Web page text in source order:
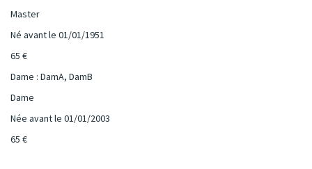
Master
Né avant le 01/01/1951
65 €
Dame : DamA, DamB
Dame
Née avant le 01/01/2003
65 €